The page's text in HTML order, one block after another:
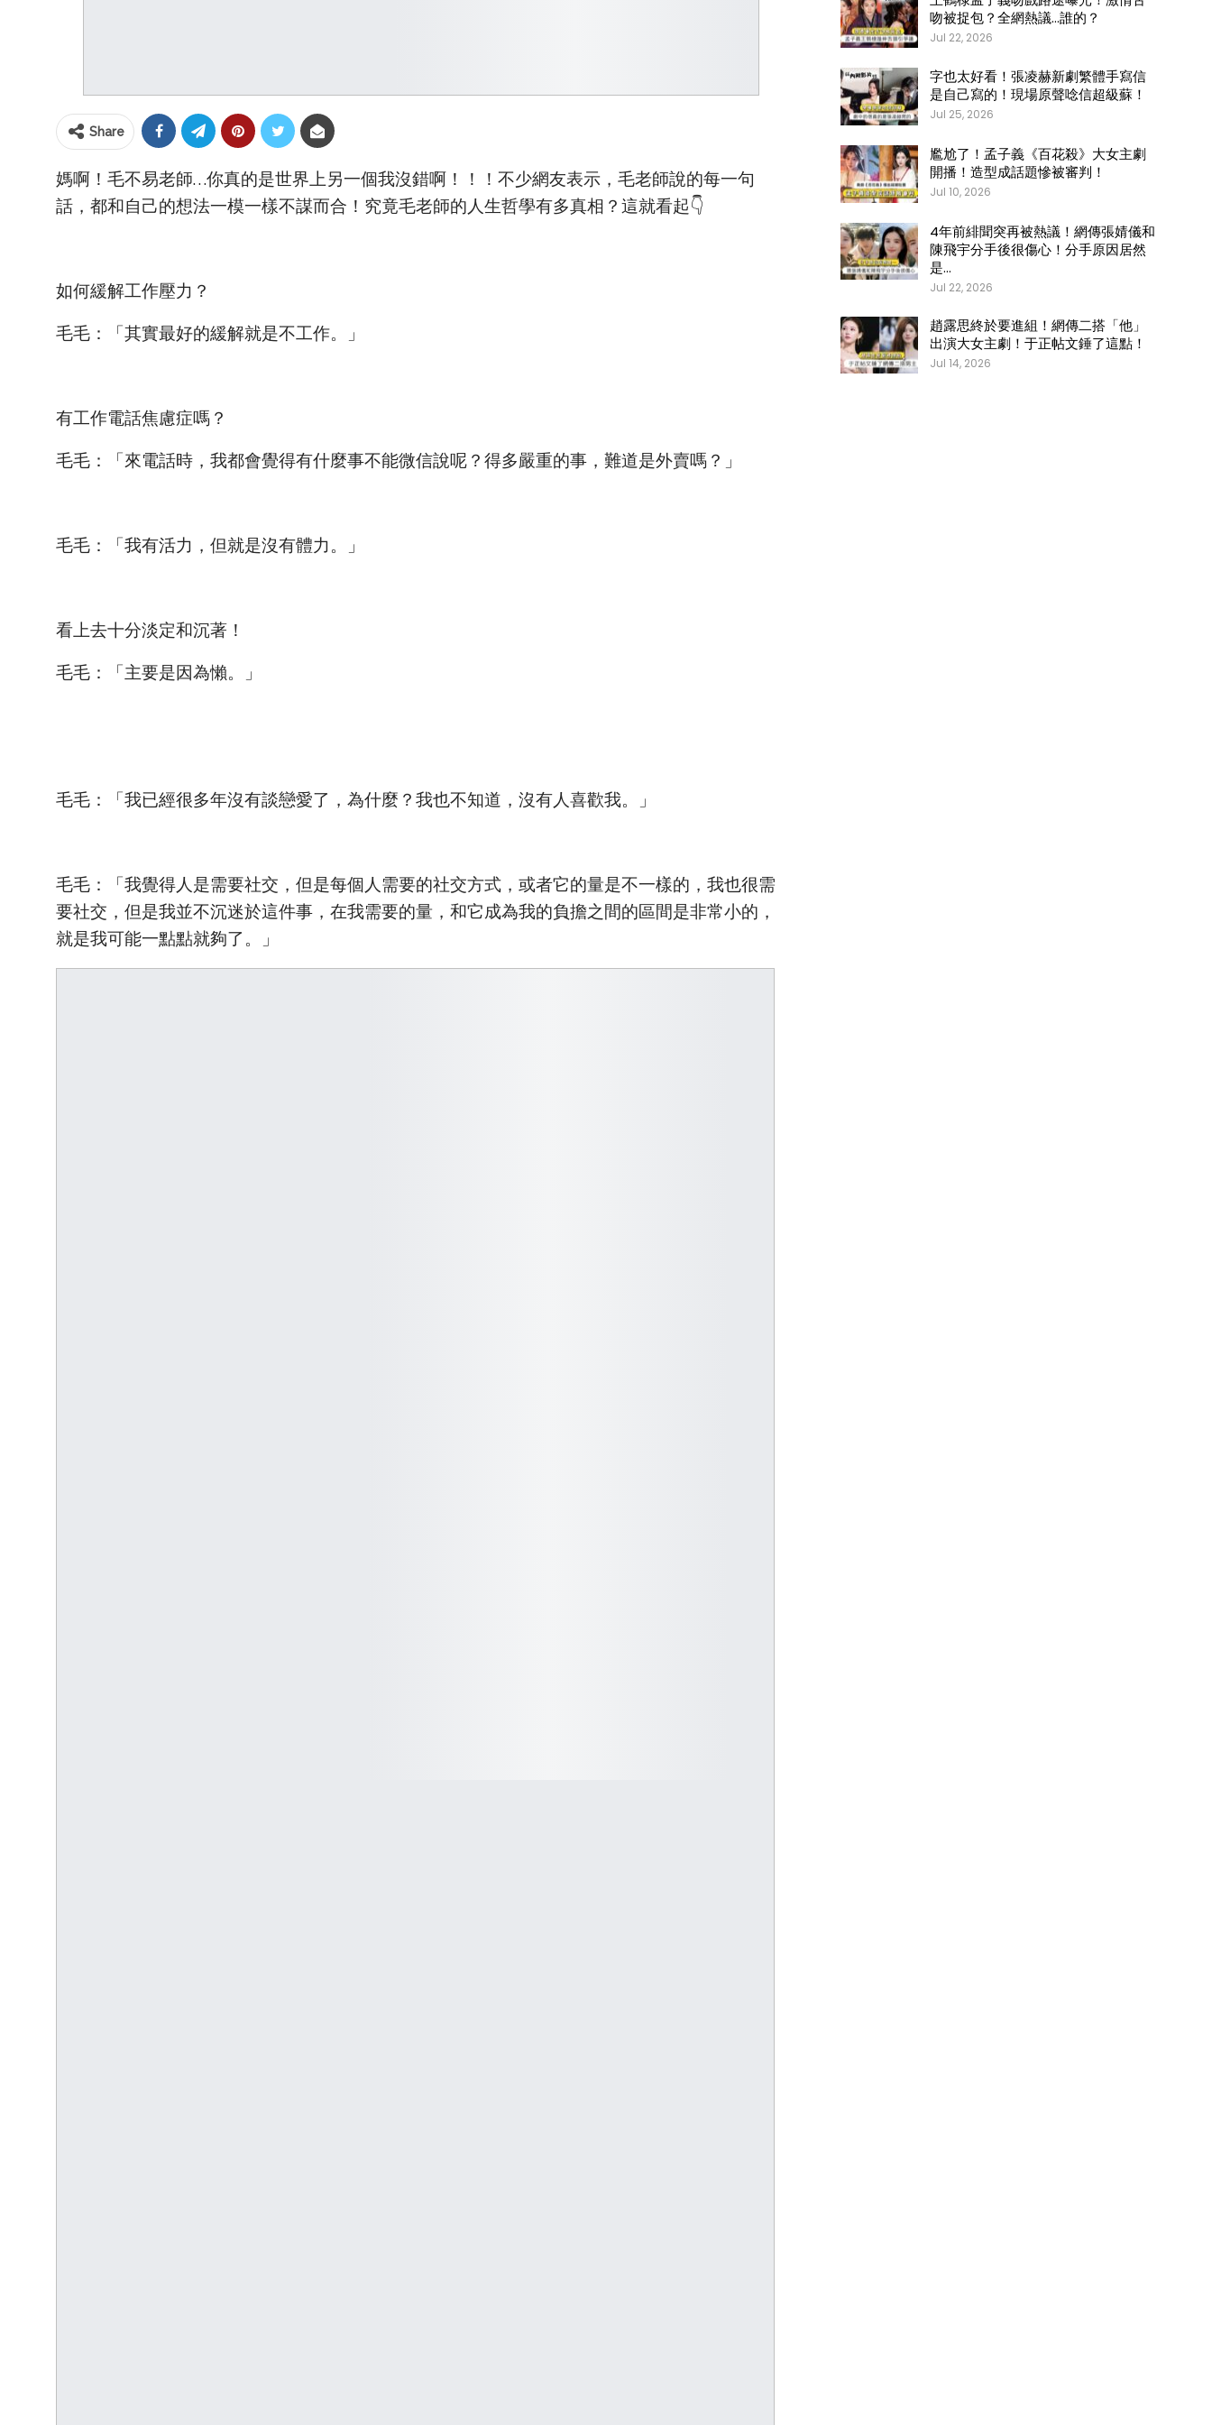
Share
媽啊！毛不易老師…你真的是世界上另一個我沒錯啊！！！不少網友表示，毛老師說的每一句
話，都和自己的想法一模一樣不謀而合！究竟毛老師的人生哲學有多真相？這就看起👇
如何緩解工作壓力？
毛毛：「其實最好的緩解就是不工作。」
有工作電話焦慮症嗎？
毛毛：「來電話時，我都會覺得有什麼事不能微信說呢？得多嚴重的事，難道是外賣嗎？」
毛毛：「我有活力，但就是沒有體力。」
看上去十分淡定和沉著！
毛毛：「主要是因為懶。」
毛毛：「我已經很多年沒有談戀愛了，為什麼？我也不知道，沒有人喜歡我。」
毛毛：「我覺得人是需要社交，但是每個人需要的社交方式，或者它的量是不一樣的，我也很需
要社交，但是我並不沉迷於這件事，在我需要的量，和它成為我的負擔之間的區間是非常小的，
就是我可能一點點就夠了。」
吻被捉包？全網熱議…誰的？
Jul 22, 2026
字也太好看！張凌赫新劇繁體手寫信
是自己寫的！現場原聲唸信超級蘇！
Jul 25, 2026
尷尬了！孟子義《百花殺》大女主劇
開播！造型成話題慘被審判！
Jul 10, 2026
4年前緋聞突再被熱議！網傳張婧儀和
陳飛宇分手後很傷心！分手原因居然
是…
Jul 22, 2026
趙露思終於要進組！網傳二搭「他」
出演大女主劇！于正帖文錘了這點！
Jul 14, 2026